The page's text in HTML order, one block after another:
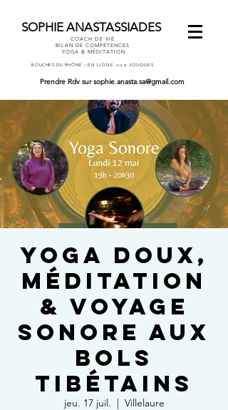
SOPHIE ANASTASSIADES
COACH DE VIE
BILAN DE COMPÉTENCES
YOGA & MÉDITATION
BOUCHES DU RHÔNE - EN LIGNE ou à JOUQUES
Prendre Rdv sursophie.anasta.sa@gmail.com
Yoga Doux,
Méditation
& Voyage
Sonore aux
Bols
Tibétains
jeu. 17 juil.
  |
Villelaure